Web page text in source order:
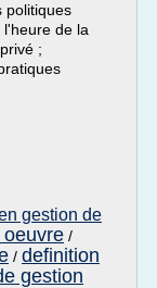
politiques
de la
;
gestion de
/
/ definition
gestion